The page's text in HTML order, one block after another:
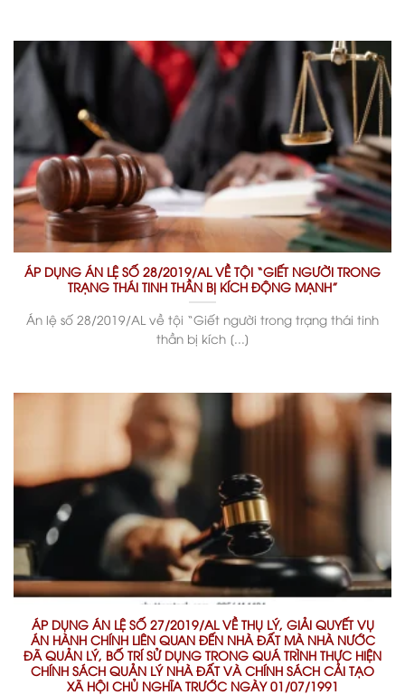
ÁP DỤNG ÁN LỆ SỐ 28/2019/AL VỀ TỘI “GIẾT NGƯỜI TRONG
TRẠNG THÁI TINH THẦN BỊ KÍCH ĐỘNG MẠNH”
Án lệ số 28/2019/AL về tội “Giết người trong trạng thái tinh
thần bị kích [...]
ÁP DỤNG ÁN LỆ SỐ 27/2019/AL VỀ THỤ LÝ, GIẢI QUYẾT VỤ
ÁN HÀNH CHÍNH LIÊN QUAN ĐẾN NHÀ ĐẤT MÀ NHÀ NƯỚC
ĐÃ QUẢN LÝ, BỐ TRÍ SỬ DỤNG TRONG QUÁ TRÌNH THỰC HIỆN
CHÍNH SÁCH QUẢN LÝ NHÀ ĐẤT VÀ CHÍNH SÁCH CẢI TẠO
XÃ HỘI CHỦ NGHĨA TRƯỚC NGÀY 01/07/1991